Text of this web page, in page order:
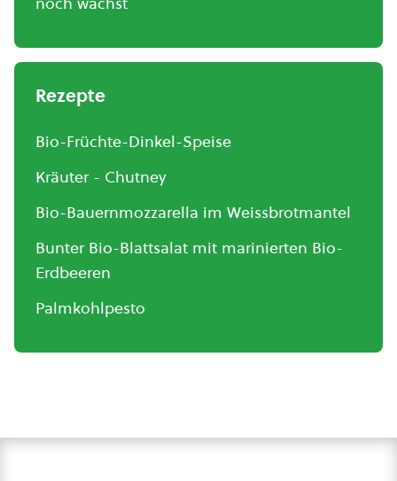
Rezepte
Bio-Früchte-Dinkel-Speise
Kräuter - Chutney
Bio-Bauernmozzarella im Weissbrotmantel
Bunter Bio-Blattsalat mit marinierten Bio-
Erdbeeren
Palmkohlpesto